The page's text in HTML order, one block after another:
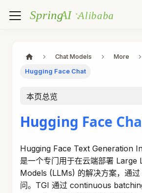
Chat Models More
Hugging Face Chat
本页总览
Hugging Face
Hugging Face Text Generation
是一个专门用于在云端部署 Large
Models (LLMs) 的解决方案，通
问。TGI 通过 continuous